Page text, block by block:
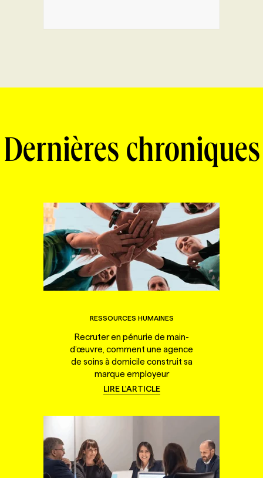
Dernières chroniques
RESSOURCES HUMAINES
Recruter en pénurie de main-
d’œuvre, comment une agence
de soins à domicile construit sa
marque employeur
LIRE L'ARTICLE